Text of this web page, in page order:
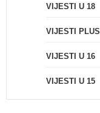
VIJESTI U 18
VIJESTI PLUS
VIJESTI U 16
VIJESTI U 15